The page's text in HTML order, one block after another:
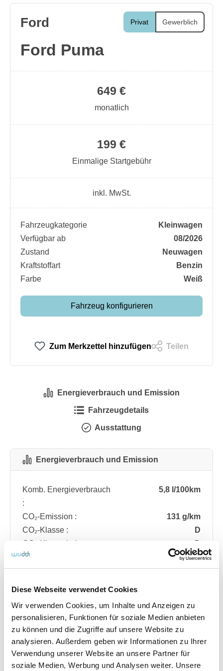
Diese Webseite verwendet Cookies
Wir verwenden Cookies, um Inhalte und Anzeigen zu
personalisieren, Funktionen für soziale Medien anbieten
zu können und die Zugriffe auf unsere Website zu
analysieren. Außerdem geben wir Informationen zu Ihrer
Verwendung unserer Website an unsere Partner für
soziale Medien, Werbung und Analysen weiter. Unsere
Privat Gewerblich
Ford
Ford Puma
199 €
Einmalige Startgebühr
649 €
monatlich
inkl. MwSt.
Fahrzeugkategorie
Kleinwagen
Verfügbar ab
08/2026
Zustand
Neuwagen
Kraftstoffart
Benzin
Farbe
Weiß
Fahrzeug konfigurieren
Zum Merkzettel hinzufügen Teilen
Energieverbrauch und Emission
Fahrzeugdetails
Ausstattung
Energieverbrauch und Emission
Komb. Energieverbrauch
:
5,8 l/100km
CO₂-Emission :
131 g/km
CO₂-Klasse :
D
CO₂-Klasse bei
entladener Batterie :
D
Fahrzeugdetails
Angebotsnummer
ABO74.270
Ausstattungslinie
ST Line
Verfügbar ab